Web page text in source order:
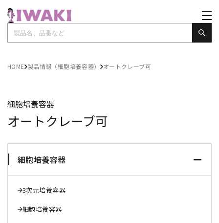
HOME 製品情報（細胞培養容器） オートクレーブ可
細胞培養容器
オートクレーブ可
細胞培養容器
3次元培養容器
細胞培養容器